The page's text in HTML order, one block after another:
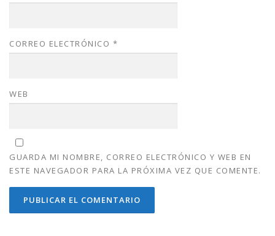
CORREO ELECTRÓNICO *
WEB
GUARDA MI NOMBRE, CORREO ELECTRÓNICO Y WEB EN
ESTE NAVEGADOR PARA LA PRÓXIMA VEZ QUE COMENTE.